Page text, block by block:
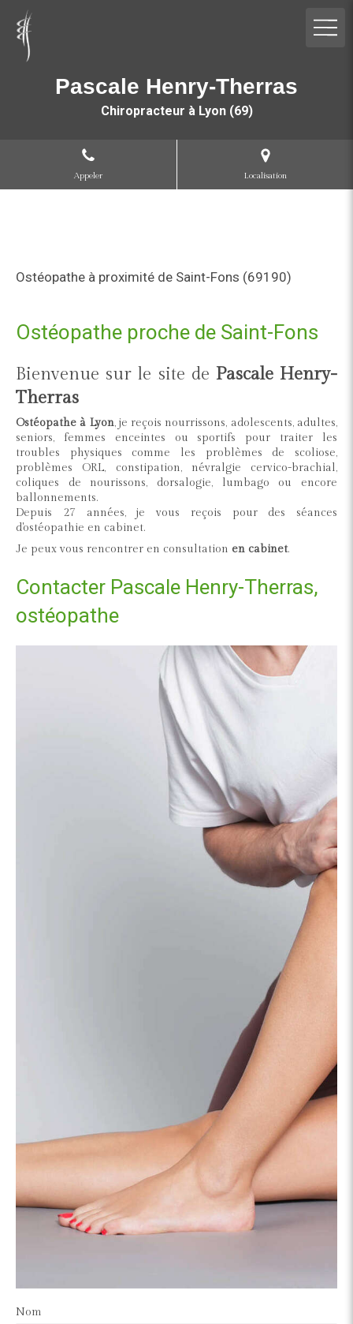
Pascale Henry-Therras
Chiropracteur à Lyon (69)
Appeler Localisation
Ostéopathe à proximité de Saint-Fons (69190)
Ostéopathe proche de Saint-Fons
Bienvenue sur le site de Pascale Henry-
Therras
Ostéopathe à Lyon, je reçois nourrissons, adolescents, adultes,
seniors, femmes enceintes ou sportifs pour traiter les
troubles physiques comme les problèmes de scoliose,
problèmes ORL, constipation, névralgie cervico-brachial,
coliques de nourissons, dorsalogie, lumbago ou encore
ballonnements.
Depuis 27 années, je vous reçois pour des séances
d'ostéopathie en cabinet.
Je peux vous rencontrer en consultation en cabinet.
Contacter Pascale Henry-Therras,
ostéopathe
Nom